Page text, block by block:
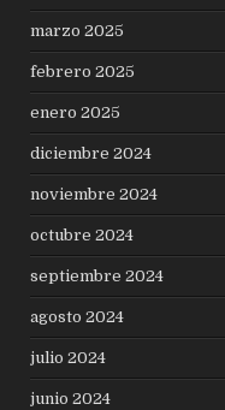
marzo 2025
febrero 2025
enero 2025
diciembre 2024
noviembre 2024
octubre 2024
septiembre 2024
agosto 2024
julio 2024
junio 2024